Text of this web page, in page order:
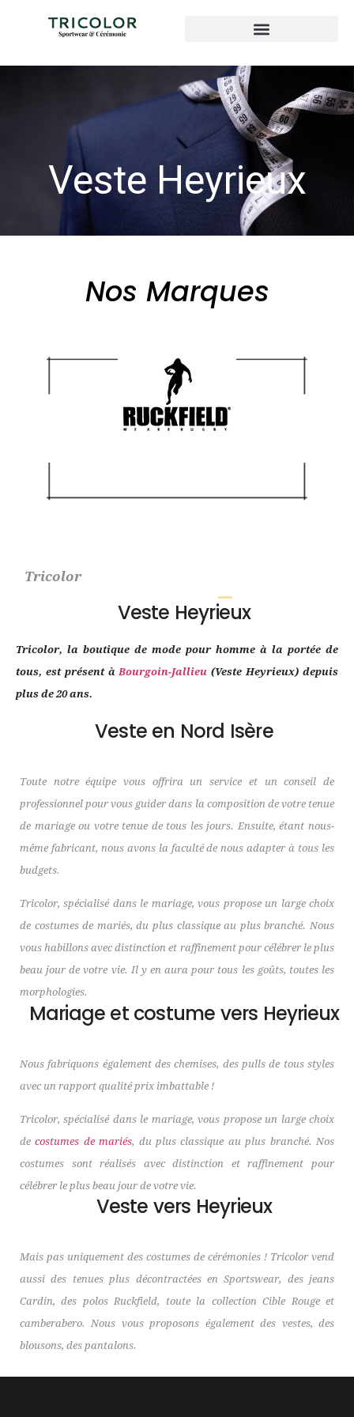
Veste Heyrieux
Nos Marques
Veste en Nord Isère
Toute notre équipe vous offrira un service et un conseil de
professionnel pour vous guider dans la composition de votre tenue
de mariage ou votre tenue de tous les jours. Ensuite, étant nous-
même fabricant, nous avons la faculté de nous adapter à tous les
budgets.
Tricolor, spécialisé dans le mariage, vous propose un large choix
de costumes de mariés, du plus classique au plus branché. Nous
vous habillons avec distinction et raffinement pour célébrer le plus
beau jour de votre vie. Il y en aura pour tous les goûts, toutes les
morphologies.
Mariage et costume vers Heyrieux
Nous fabriquons également des chemises, des pulls de tous styles
avec un rapport qualité prix imbattable !
Tricolor, spécialisé dans le mariage, vous propose un large choix
decostumes de mariés, du plus classique au plus branché. Nos
costumes sont réalisés avec distinction et raffinement pour
célébrer le plus beau jour de votre vie.
Veste vers Heyrieux
Mais pas uniquement des costumes de cérémonies ! Tricolor vend
aussi des tenues plus décontractées en Sportswear, des jeans
Cardin, des polos Ruckfield, toute la collection Cible Rouge et
camberabero. Nous vous proposons également des vestes, des
blousons, des pantalons.
Tricolor
Veste Heyrieux
Tricolor, la boutique de mode pour homme à la portée de
tous, est présent àBourgoin-Jallieu (Veste Heyrieux) depuis
plus de 20 ans.